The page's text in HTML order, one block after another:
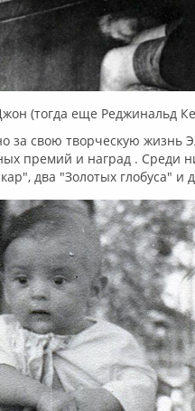
(тогда еще Реджинальд
за свою творческую жизнь
премий и наград . Среди
два "Золотых глобуса" и